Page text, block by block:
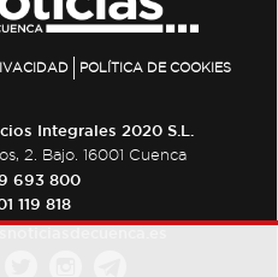
POLÍTICA DE COOKIES
Integrales 2020 S.L.
2. Bajo. 16001 Cuenca
693 800
119 818